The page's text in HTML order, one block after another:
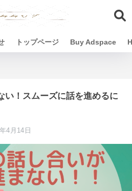
トップページ Buy Adspace
い！スムーズに話を進めるに
4月14日